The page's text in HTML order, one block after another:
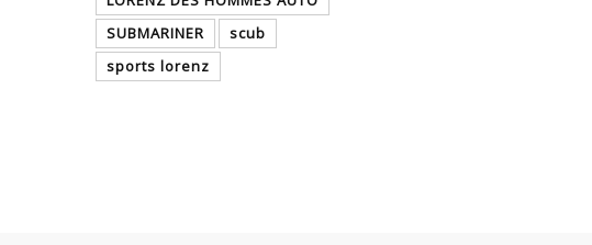
SUBMARINER
scub
sports lorenz